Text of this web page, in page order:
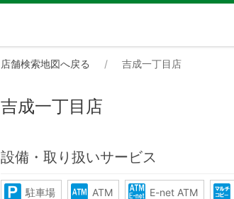
店舗検索地図へ戻る 吉成一丁目店
吉成一丁目店
設備・取り扱いサービス
駐車場 ATM E-net ATM